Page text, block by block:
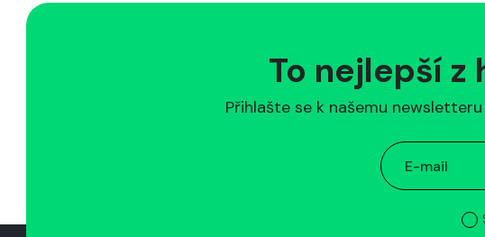
To nejlepší z
Přihlašte se k našemu